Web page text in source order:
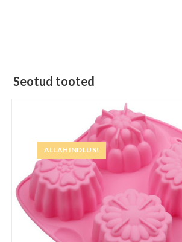
Seotud tooted
ALLAHINDLUS!